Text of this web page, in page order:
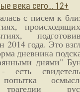
века сего… 12+
с писем к
года. Это
дневника
днями"